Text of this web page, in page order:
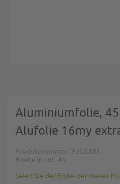
Aluminiumfolie,
Alufolie 16my
Produktnummer P2G5885
Breite in cm 45
Seien Sie der Erste, der dieses